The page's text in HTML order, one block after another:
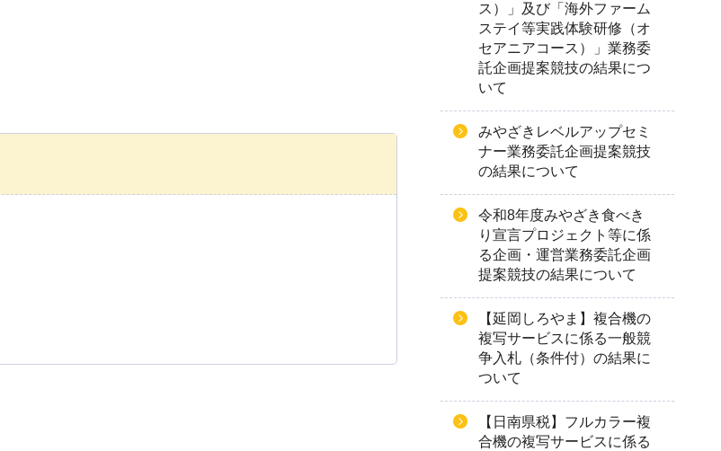
ス）」及び「海外ファーム
ステイ等実践体験研修（オ
セアニアコース）」業務委
託企画提案競技の結果につ
いて
みやざきレベルアップセミ
ナー業務委託企画提案競技
の結果について
令和8年度みやざき食べき
り宣言プロジェクト等に係
る企画・運営業務委託企画
提案競技の結果について
【延岡しろやま】複合機の
複写サービスに係る一般競
争入札（条件付）の結果に
ついて
【日南県税】フルカラー複
合機の複写サービスに係る